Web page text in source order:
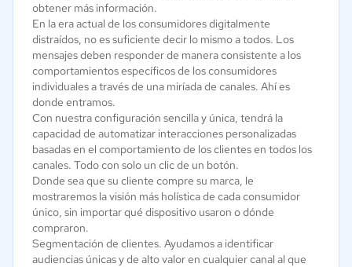
obtener más información.
En la era actual de los consumidores digitalmente
distraídos, no es suficiente decir lo mismo a todos. Los
mensajes deben responder de manera consistente a los
comportamientos específicos de los consumidores
individuales a través de una miríada de canales. Ahí es
donde entramos.
Con nuestra configuración sencilla y única, tendrá la
capacidad de automatizar interacciones personalizadas
basadas en el comportamiento de los clientes en todos los
canales. Todo con solo un clic de un botón.
Donde sea que su cliente compre su marca, le
mostraremos la visión más holística de cada consumidor
único, sin importar qué dispositivo usaron o dónde
compraron.
Segmentación de clientes. Ayudamos a identificar
audiencias únicas y de alto valor en cualquier canal al que